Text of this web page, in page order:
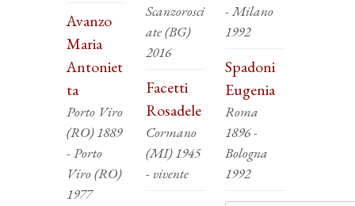
Avanzo
Maria
Antoniet
ta
Porto Viro
(RO) 1889
- Porto
Viro (RO)
1977
Scanzorosci
ate (BG)
2016
Facetti
Rosadele
Cormano
(MI) 1945
- vivente
- Milano
1992
Spadoni
Eugenia
Roma
1896 -
Bologna
1992